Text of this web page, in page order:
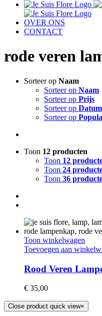
OVER ONS
CONTACT
rode veren
Sorteer op Naam
Sorteer op Naam
Sorteer op Prijs
Sorteer op Datum
Sorteer op
Toon 12 producten
Toon 12
Toon 24
Toon 36
Toon winkelwagen
Toevoegen aan
Rood Veren
€ 35,00
Close product quick view×